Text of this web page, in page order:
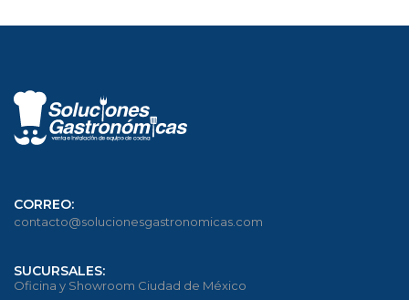
CORREO:
contacto@solucionesgastronomicas.com
SUCURSALES:
Oficina y Showroom Ciudad de México